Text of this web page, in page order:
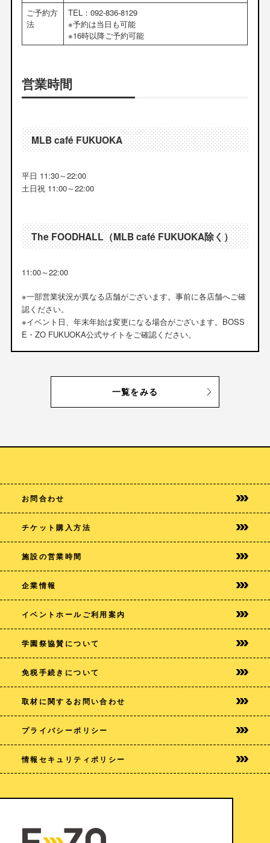
ご予約方
法
TEL：092-836-8129
※予約は当日も可能
※16時以降ご予約可能
営業時間
MLB café FUKUOKA
平日 11:30～22:00
土日祝 11:00～22:00
The FOODHALL（MLB café FUKUOKA除く）
11:00～22:00
※一部営業状況が異なる店舗がございます。事前に各店舗へご確
認ください。
※イベント日、年末年始は変更になる場合がございます。BOSS
E・ZO FUKUOKA公式サイトをご確認ください。
一覧をみる
お問合わせ
チケット購入方法
施設の営業時間
企業情報
イベントホールご利用案内
学園祭協賛について
免税手続きについて
取材に関するお問い合わせ
プライバシーポリシー
情報セキュリティポリシー